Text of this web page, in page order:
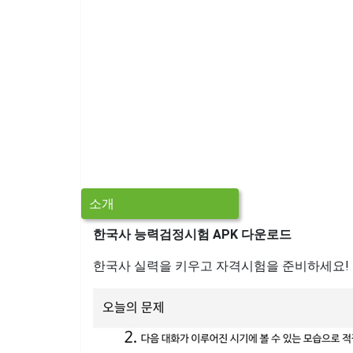
소개
한국사 능력검정시험 APK 다운로드
한국사 실력을 키우고 자격시험을 준비하세요!